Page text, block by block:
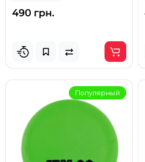
490 грн.
Популярный